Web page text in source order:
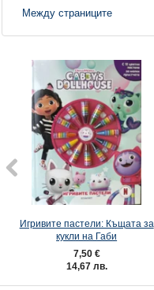
Между страниците
Игривите пастели: Къщата за
кукли на Габи
7,50 €
14,67 лв.